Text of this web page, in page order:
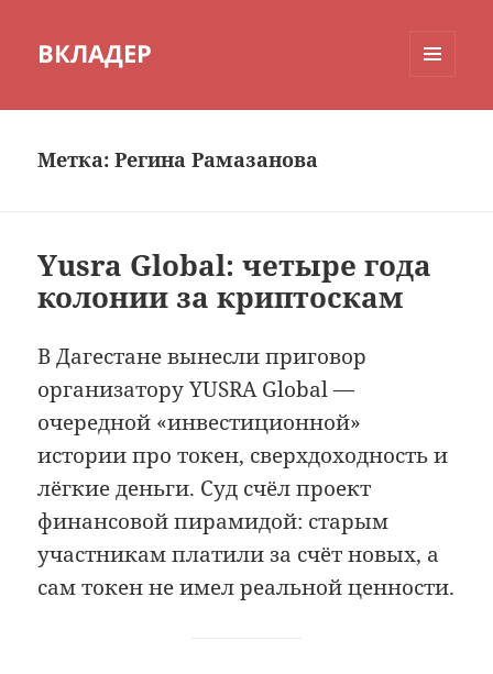
ВКЛАДЕР
Метка:Регина Рамазанова
Yusra Global: четыре года
колонии за криптоскам
В Дагестане вынесли приговор
организатору YUSRA Global —
очередной «инвестиционной»
истории про токен, сверхдоходность и
лёгкие деньги. Суд счёл проект
финансовой пирамидой: старым
участникам платили за счёт новых, а
сам токен не имел реальной ценности.